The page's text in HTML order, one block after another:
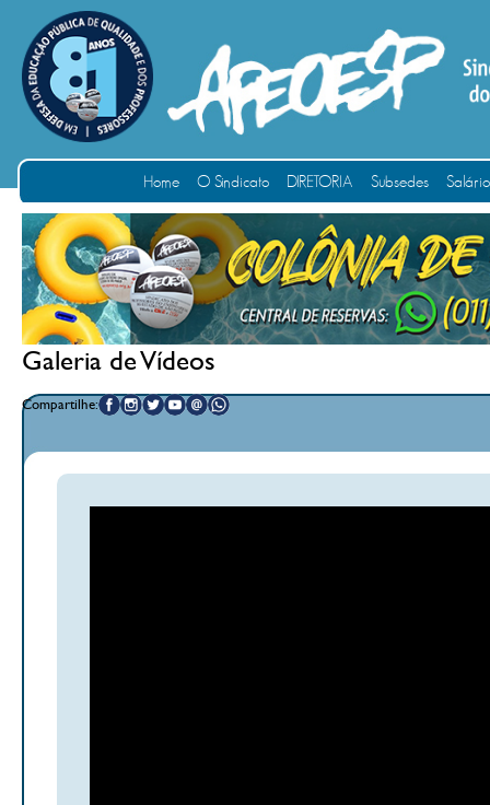
Home O Sindicato DIRETORIA Subsedes
Galeria de Vídeos
Compartilhe: